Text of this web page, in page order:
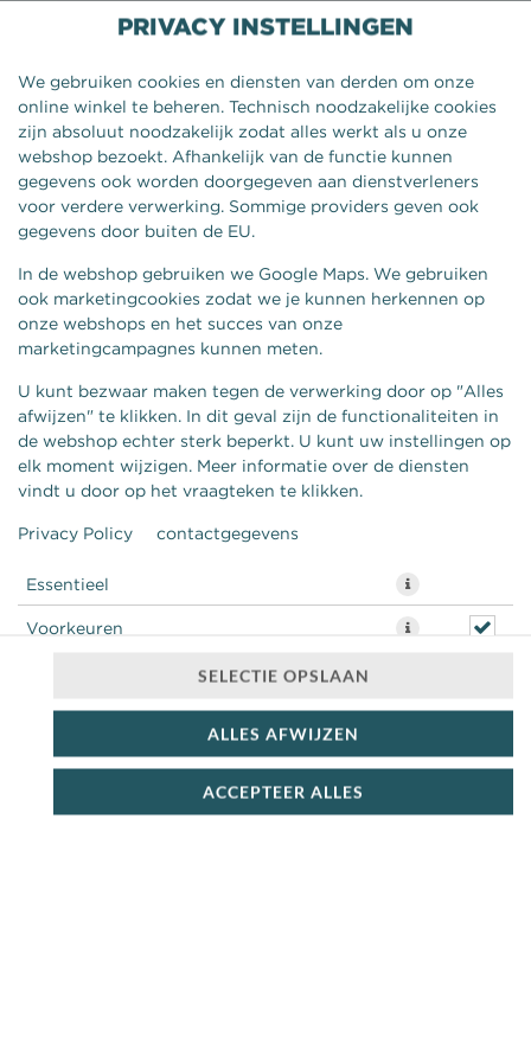
PRIVACY INSTELLINGEN
We gebruiken cookies en diensten van derden om onze
online winkel te beheren. Technisch noodzakelijke cookies
zijn absoluut noodzakelijk zodat alles werkt als u onze
webshop bezoekt. Afhankelijk van de functie kunnen
gegevens ook worden doorgegeven aan dienstverleners
voor verdere verwerking. Sommige providers geven ook
gegevens door buiten de EU.
In de webshop gebruiken we Google Maps. We gebruiken
ook marketingcookies zodat we je kunnen herkennen op
onze webshops en het succes van onze
marketingcampagnes kunnen meten.
U kunt bezwaar maken tegen de verwerking door op "Alles
afwijzen" te klikken. In dit geval zijn de functionaliteiten in
de webshop echter sterk beperkt. U kunt uw instellingen op
elk moment wijzigen. Meer informatie over de diensten
vindt u door op het vraagteken te klikken.
Privacy Policy contactgegevens
Essentieel
Voorkeuren
SELECTIE OPSLAAN
ALLES AFWIJZEN
ACCEPTEER ALLES
BROADRUNNERS SPECIAL
pittige gehakt + ui + paprika + hotsauce ”runnerssauce”